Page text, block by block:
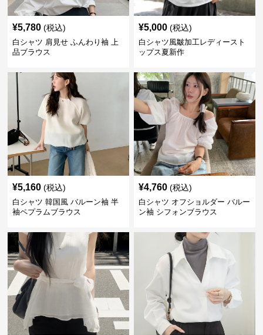
¥5,780 (税込)
白シャツ 肩見せ ふんわり袖 上
品ブラウス
¥5,000 (税込)
白シャツ風皺加工レディースト
ップス夏新作
¥5,160 (税込)
白シャツ 韓国風 バルーン袖 半
袖ペプラムブラウス
¥4,760 (税込)
白シャツ オフショルダー バルー
ン袖 シフォンブラウス